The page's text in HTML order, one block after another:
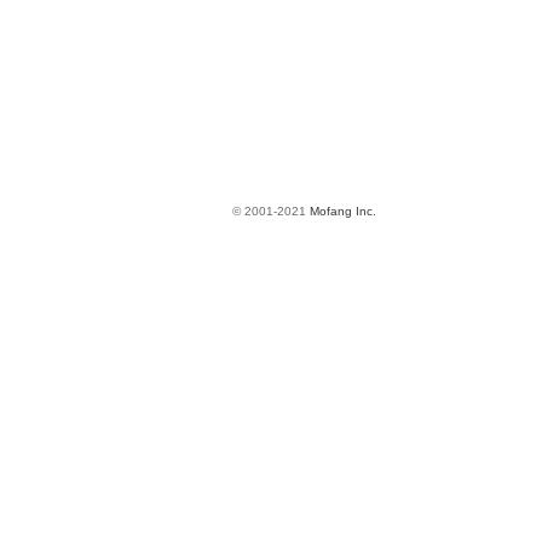
© 2001-2021 Mofang Inc.